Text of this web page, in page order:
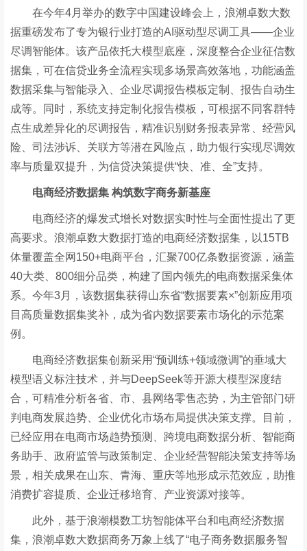
在今年4月举办的数字中国建设峰会上，浪潮卓数大数
据重磅发布了专为银行业打造的AI驱动型尽调工具——企业
尽调智能体。该产品依托大模型底座，深度整合企业征信数
据集，可在信贷业务全流程实现多场景高效落地，功能涵盖
数据采集与智能录入、企业尽调报告模板定制、报告自动生
成等。同时，系统支持定制化报告模板，可根据不同客群特
点生成差异化的尽调报告，精准识别财务报表异常、经营风
险、司法涉诉、关联方等潜在风险点，助力银行实现尽调效
率与质量双提升，为信贷决策提供“快、准、全”支持。
电商经济数据集构筑数字商务新基座
电商经济的爆发式增长对数据实时性与全面性提出了更
高要求。浪潮卓数大数据打造的电商经济数据集，以15TB
体量覆盖全网150+电商平台，汇聚700亿条数据资源，涵盖
40大类、800细分品类，构建了国内领先的电商数据采集体
系。今年3月，该数据集获得山东省“数据要素×”创新应用项
目高质量数据集奖补，成为省内数据要素市场化的示范案
例。
电商经济数据集创新采用“预训练+领域微调”的垂域大
模型语义标注技术，并与DeepSeek等开源大模型深度结
合，可精准分析各省、市、县网络零售态势，为主管部门研
判电商发展趋势、企业优化市场布局提供决策支撑。目前，
已经应用在电商市场趋势预测、跨境电商数据分析、智能商
务助手、政府监管与政策制定、企业经营智能决策支持等场
景，相关成果在山东、青海、重庆等地形成示范效应，助推
消费扩容提质、企业迁移培育、产业资源对接等。
此外，基于浪潮模数工坊智能体平台和电商经济数据
集 ，浪潮卓数大数据商务万象上线了“电子商务数据服务智